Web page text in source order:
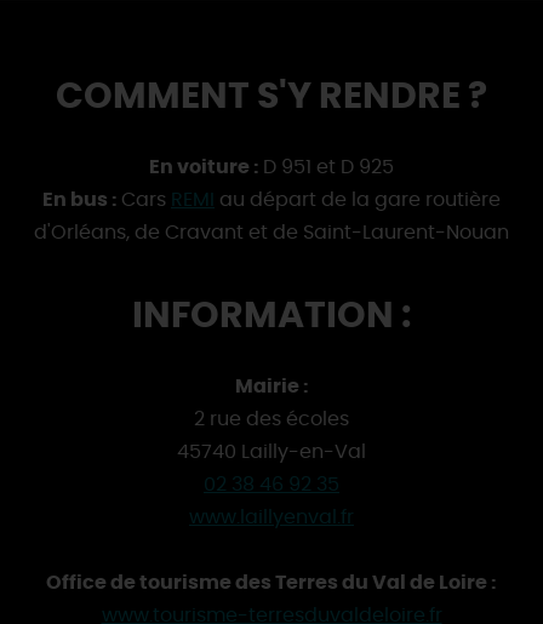
COMMENT S'Y RENDRE ?
En voiture : D 951 et D 925
En bus : Cars REMI
au départ de la gare routière
d'Orléans, de Cravant et de Saint-Laurent-Nouan
INFORMATION :
Mairie :
2 rue des écoles
45740 Lailly-en-Val
02 38 46 92 35
www.laillyenval.fr
Office de tourisme des Terres du Val de Loire :
www.tourisme-terresduvaldeloire.fr